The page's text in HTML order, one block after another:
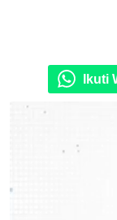
Ikuti